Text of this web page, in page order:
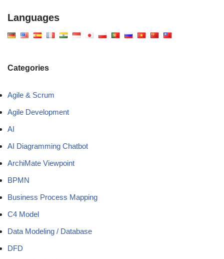
Languages
Categories
Agile & Scrum
Agile Development
AI
AI Diagramming Chatbot
ArchiMate Viewpoint
BPMN
Business Process Mapping
C4 Model
Data Modeling / Database
DFD